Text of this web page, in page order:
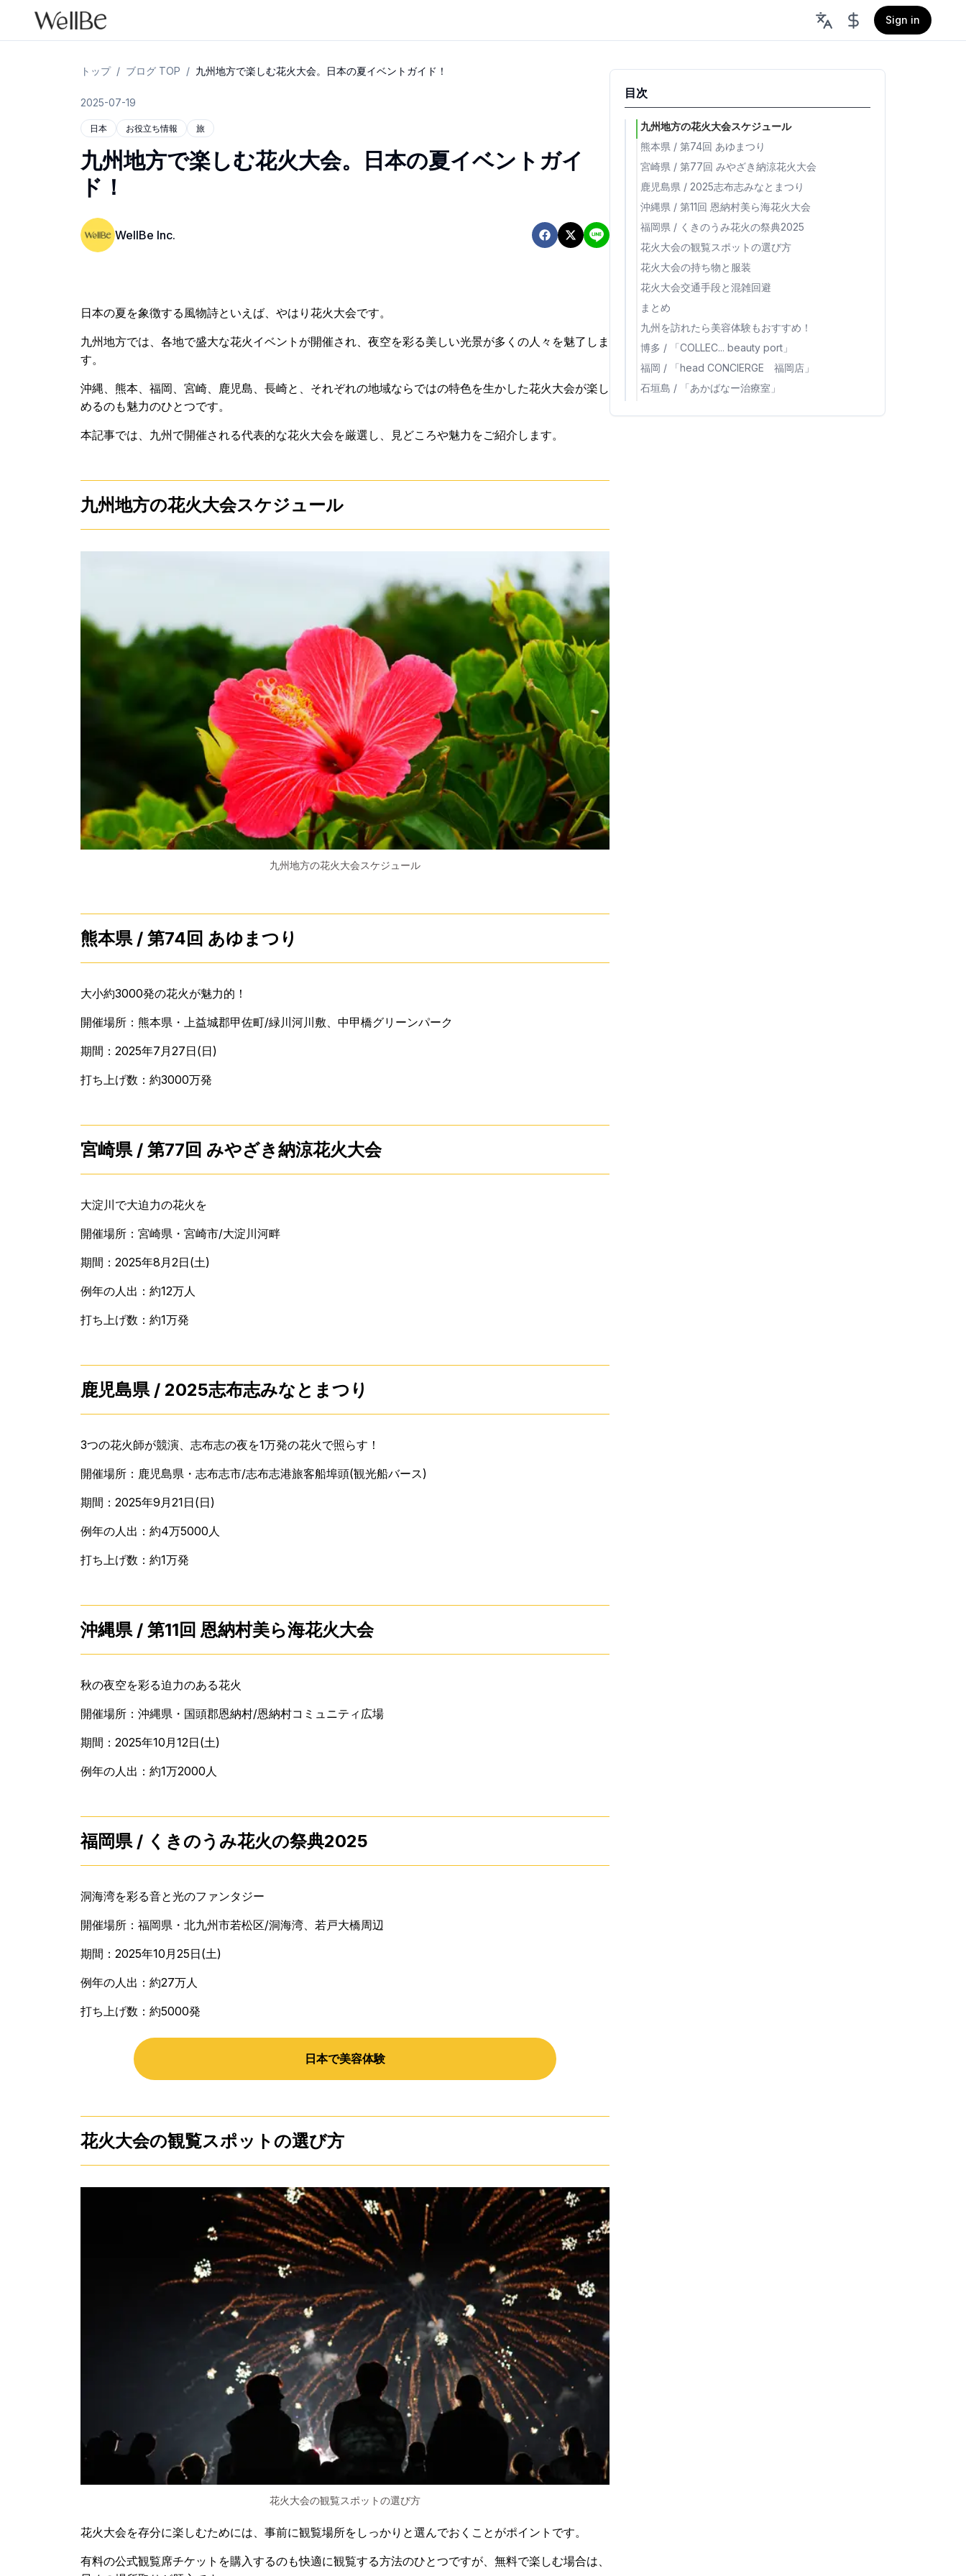
Sign in
トップ / ブログ TOP / 九州地方で楽しむ花火大会。日本の夏イベントガイド！
2025-07-19
日本 お役立ち情報 旅
九州地方で楽しむ花火大会。日本の夏イベントガイ
ド！
WellBe Inc.
日本の夏を象徴する風物詩といえば、やはり花火大会です。
九州地方では、各地で盛大な花火イベントが開催され、夜空を彩る美しい光景が多くの人々を魅了しま
す。
沖縄、熊本、福岡、宮崎、鹿児島、長崎と、それぞれの地域ならではの特色を生かした花火大会が楽し
めるのも魅力のひとつです。
本記事では、九州で開催される代表的な花火大会を厳選し、見どころや魅力をご紹介します。
九州地方の花火大会スケジュール
九州地方の花火大会スケジュール
熊本県 / 第74回 あゆまつり
大小約3000発の花火が魅力的！
開催場所：熊本県・上益城郡甲佐町/緑川河川敷、中甲橋グリーンパーク
期間：2025年7月27日(日)
打ち上げ数：約3000万発
宮崎県 / 第77回 みやざき納涼花火大会
大淀川で大迫力の花火を
開催場所：宮崎県・宮崎市/大淀川河畔
期間：2025年8月2日(土)
例年の人出：約12万人
打ち上げ数：約1万発
鹿児島県 / 2025志布志みなとまつり
3つの花火師が競演、志布志の夜を1万発の花火で照らす！
開催場所：鹿児島県・志布志市/志布志港旅客船埠頭(観光船バース)
期間：2025年9月21日(日)
例年の人出：約4万5000人
打ち上げ数：約1万発
沖縄県 / 第11回 恩納村美ら海花火大会
秋の夜空を彩る迫力のある花火
開催場所：沖縄県・国頭郡恩納村/恩納村コミュニティ広場
期間：2025年10月12日(土)
例年の人出：約1万2000人
福岡県 / くきのうみ花火の祭典2025
洞海湾を彩る音と光のファンタジー
開催場所：福岡県・北九州市若松区/洞海湾、若戸大橋周辺
期間：2025年10月25日(土)
例年の人出：約27万人
打ち上げ数：約5000発
日本で美容体験
花火大会の観覧スポットの選び方
花火大会の観覧スポットの選び方
花火大会を存分に楽しむためには、事前に観覧場所をしっかりと選んでおくことがポイントです。
有料の公式観覧席チケットを購入するのも快適に観覧する方法のひとつですが、無料で楽しむ場合は、
目次
九州地方の花火大会スケジュール
熊本県 / 第74回 あゆまつり
宮崎県 / 第77回 みやざき納涼花火大会
鹿児島県 / 2025志布志みなとまつり
沖縄県 / 第11回 恩納村美ら海花火大会
福岡県 / くきのうみ花火の祭典2025
花火大会の観覧スポットの選び方
花火大会の持ち物と服装
花火大会交通手段と混雑回避
まとめ
九州を訪れたら美容体験もおすすめ！
博多 / 「COLLEC... beauty port」
福岡 / 「head CONCIERGE 福岡店」
石垣島 / 「あかばなー治療室」